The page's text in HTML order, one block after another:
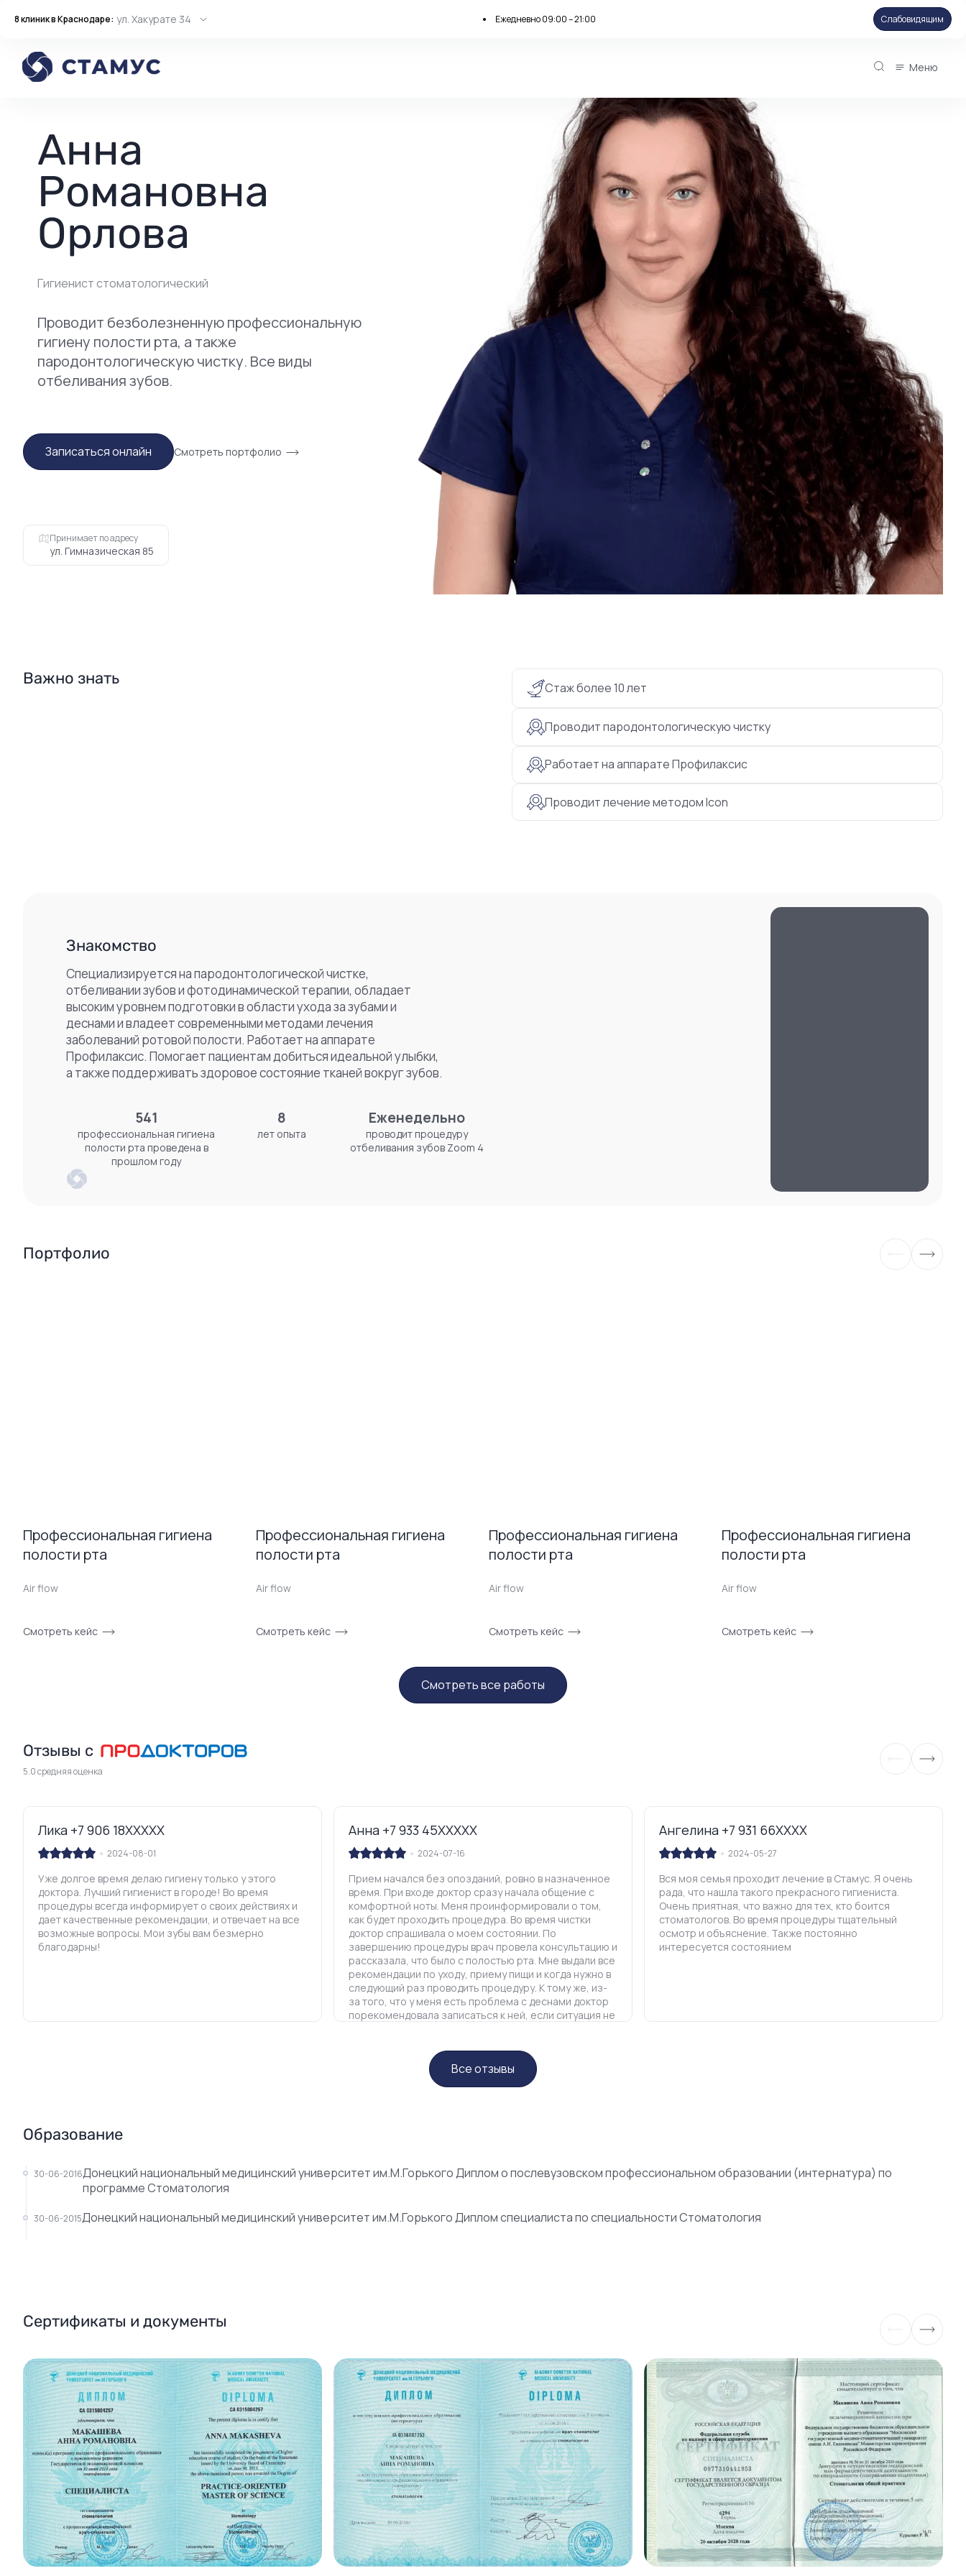
8 клиник в Краснодаре: ул. Хакурате 34 Ежедневно 09:00 – 21:00 Слабовидящим
Меню
Анна
Романовна
Орлова
Гигиенист стоматологический
Проводит безболезненную профессиональную
гигиену полости рта, а также
пародонтологическую чистку. Все виды
отбеливания зубов.
Записаться онлайн Смотреть портфолио
Принимает по адресу
ул. Гимназическая 85
Важно знать
Стаж более 10 лет
Проводит пародонтологическую чистку
Работает на аппарате Профилаксис
Проводит лечение методом Icon
Знакомство
Специализируется на пародонтологической чистке,
отбеливании зубов и фотодинамической терапии, обладает
высоким уровнем подготовки в области ухода за зубами и
деснами и владеет современными методами лечения
заболеваний ротовой полости. Работает на аппарате
Профилаксис. Помогает пациентам добиться идеальной улыбки,
а также поддерживать здоровое состояние тканей вокруг зубов.
541 8 Еженедельно
профессиональная гигиена
полости рта проведена в
прошлом году
лет опыта
проводит процедуру
отбеливания зубов Zoom 4
Портфолио
Профессиональная гигиена
полости рта
Air flow
Смотреть кейс
Профессиональная гигиена
полости рта
Air flow
Смотреть кейс
Профессиональная гигиена
полости рта
Air flow
Смотреть кейс
Профессиональная гигиена
полости рта
Air flow
Смотреть кейс
Смотреть все работы
Отзывы с
5.0 средняя оценка
Лика +7 906 18XXXXX
2024-08-01
Уже долгое время делаю гигиену только у этого
доктора. Лучший гигиенист в городе! Во время
процедуры всегда информирует о своих действиях и
дает качественные рекомендации, и отвечает на все
возможные вопросы. Мои зубы вам безмерно
благодарны!
Анна +7 933 45XXXXX
2024-07-16
Прием начался без опозданий, ровно в назначенное
время. При входе доктор сразу начала общение с
комфортной ноты. Меня проинформировали о том,
как будет проходить процедура. Во время чистки
доктор спрашивала о моем состоянии. По
завершению процедуры врач провела консультацию и
рассказала, что было с полостью рта. Мне выдали все
рекомендации по уходу, приему пищи и когда нужно в
следующий раз проводить процедуру. К тому же, из-
за того, что у меня есть проблема с деснами доктор
порекомендовала записаться к ней, если ситуация не
Ангелина +7 931 66XXXX
2024-05-27
Вся моя семья проходит лечение в Стамус. Я очень
рада, что нашла такого прекрасного гигиениста.
Очень приятная, что важно для тех, кто боится
стоматологов. Во время процедуры тщательный
осмотр и объяснение. Также постоянно
интересуется состоянием
Все отзывы
Образование
30-06-2016Донецкий национальный медицинский университет им.М.Горького Диплом о послевузовском профессиональном образовании (интернатура) по
программе Стоматология
30-06-2015Донецкий национальный медицинский университет им.М.Горького Диплом специалиста по специальности Стоматология
Сертификаты и документы